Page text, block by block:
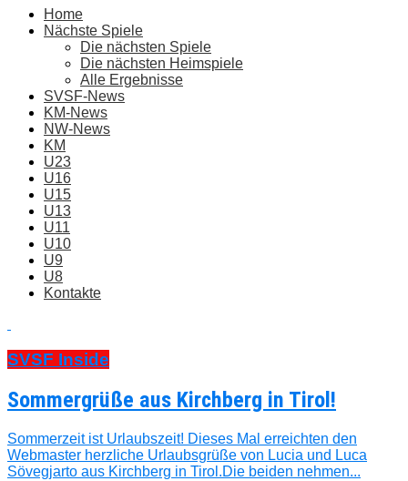
Home
Nächste Spiele
Die nächsten Spiele
Die nächsten Heimspiele
Alle Ergebnisse
SVSF-News
KM-News
NW-News
KM
U23
U16
U15
U13
U11
U10
U9
U8
Kontakte
SVSF Inside
Sommergrüße aus Kirchberg in Tirol!
Sommerzeit ist Urlaubszeit! Dieses Mal erreichten den
Webmaster herzliche Urlaubsgrüße von Lucia und Luca
Sövegjarto aus Kirchberg in Tirol.Die beiden nehmen...